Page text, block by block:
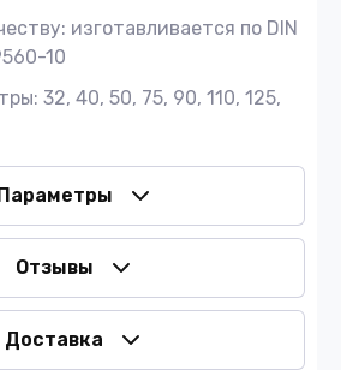
изготавливается по DIN
10
32, 40, 50, 75, 90, 110, 125,
Отзывы
Доставка